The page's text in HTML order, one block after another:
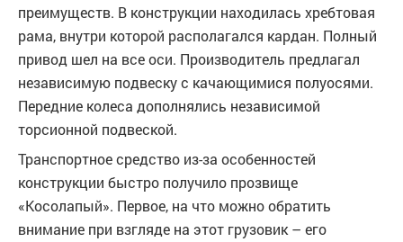
преимуществ. В конструкции находилась хребтовая
рама, внутри которой располагался кардан. Полный
привод шел на все оси. Производитель предлагал
независимую подвеску с качающимися полуосями.
Передние колеса дополнялись независимой
торсионной подвеской.
Транспортное средство из-за особенностей
конструкции быстро получило прозвище
«Косолапый». Первое, на что можно обратить
внимание при взгляде на этот грузовик – его